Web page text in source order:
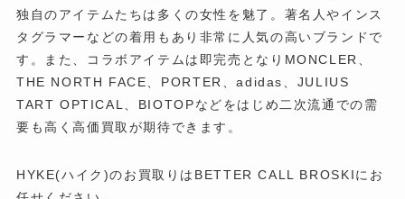
独自のアイテムたちは多くの女性を魅了。著名人やインス
タグラマーなどの着用もあり非常に人気の高いブランドで
す。また、コラボアイテムは即完売となりMONCLER、
THE NORTH FACE、PORTER、adidas、JULIUS
TART OPTICAL、BIOTOPなどをはじめ二次流通での需
要も高く高価買取が期待できます。
HYKE(ハイク)のお買取りはBETTER CALL BROSKIにお